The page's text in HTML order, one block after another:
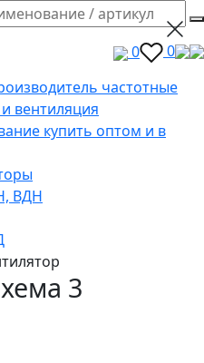
0
0
частотные
вентиляция
купить оптом и в
ВДН
3